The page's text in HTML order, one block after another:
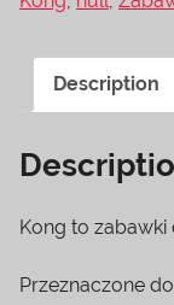
Description
Kong to
Przeznaczone